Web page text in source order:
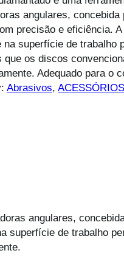
angulares,
precisão e eficiência.
na superfície de trabalho
que os discos
Adequado para o
Abrasivos,
angulares,
superfície de trabalho